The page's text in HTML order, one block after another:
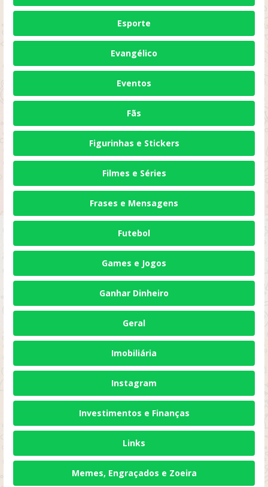
Esporte
Evangélico
Eventos
Fãs
Figurinhas e Stickers
Filmes e Séries
Frases e Mensagens
Futebol
Games e Jogos
Ganhar Dinheiro
Geral
Imobiliária
Instagram
Investimentos e Finanças
Links
Memes, Engraçados e Zoeira